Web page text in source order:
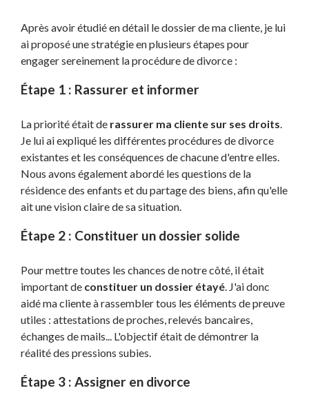
Après avoir étudié en détail le dossier de ma cliente, je lui
ai proposé une stratégie en plusieurs étapes pour
engager sereinement la procédure de divorce :
Étape 1 : Rassurer et informer
La priorité était de rassurer ma cliente sur ses droits.
Je lui ai expliqué les différentes procédures de divorce
existantes et les conséquences de chacune d'entre elles.
Nous avons également abordé les questions de la
résidence des enfants et du partage des biens, afin qu'elle
ait une vision claire de sa situation.
Étape 2 : Constituer un dossier solide
Pour mettre toutes les chances de notre côté, il était
important de constituer un dossier étayé. J'ai donc
aidé ma cliente à rassembler tous les éléments de preuve
utiles : attestations de proches, relevés bancaires,
échanges de mails... L'objectif était de démontrer la
réalité des pressions subies.
Étape 3 : Assigner en divorce